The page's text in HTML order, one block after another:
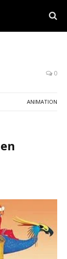
0
ANIMATION